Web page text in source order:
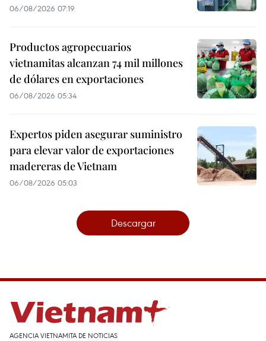
06/08/2026 07:19
Productos agropecuarios
vietnamitas alcanzan 74 mil millones
de dólares en exportaciones
06/08/2026 05:34
Expertos piden asegurar suministro
para elevar valor de exportaciones
madereras de Vietnam
06/08/2026 05:03
Descargar
AGENCIA VIETNAMITA DE NOTICIAS